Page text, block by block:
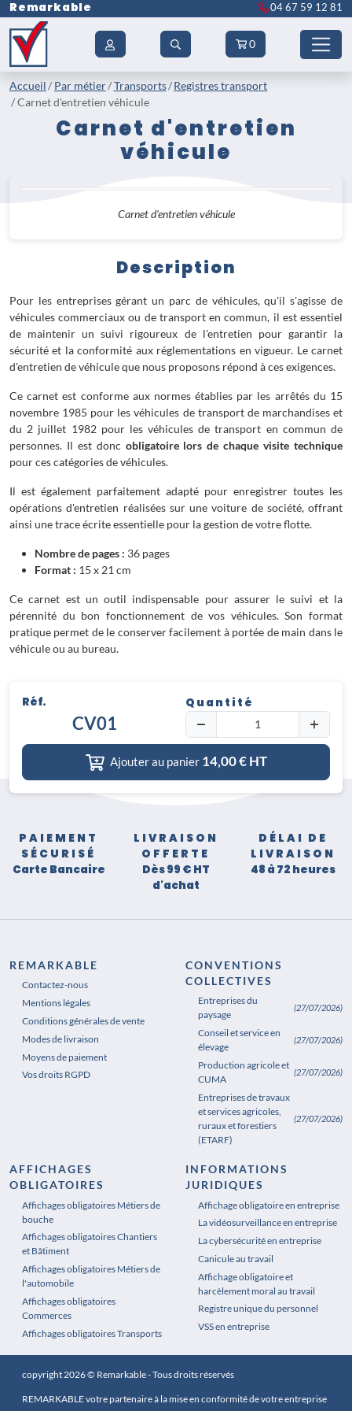
Remarkable 04 67 59 12 81
0
Accueil Par métier Transports
Registres transport
Carnet d'entretien véhicule
Carnet d'entretien
véhicule
Carnet d'entretien véhicule
Description
Pour les entreprises gérant un parc de véhicules, qu'il s'agisse de
véhicules commerciaux ou de transport en commun, il est essentiel
de maintenir un suivi rigoureux de l'entretien pour garantir la
sécurité et la conformité aux réglementations en vigueur. Le carnet
d'entretien de véhicule que nous proposons répond à ces exigences.
Ce carnet est conforme aux normes établies par les arrêtés du 15
novembre 1985 pour les véhicules de transport de marchandises et
du 2 juillet 1982 pour les véhicules de transport en commun de
personnes. Il est donc obligatoire lors de chaque visite technique
pour ces catégories de véhicules.
Il est également parfaitement adapté pour enregistrer toutes les
opérations d'entretien réalisées sur une voiture de société, offrant
ainsi une trace écrite essentielle pour la gestion de votre flotte.
Nombre de pages : 36 pages
Format : 15 x 21 cm
Ce carnet est un outil indispensable pour assurer le suivi et la
pérennité du bon fonctionnement de vos véhicules. Son format
pratique permet de le conserver facilement à portée de main dans le
véhicule ou au bureau.
Réf.
CV01
Quantité
Ajouter au panier 14,00€ HT
PAIEMENT
SÉCURISÉ
Carte Bancaire
LIVRAISON
OFFERTE
Dès 99 € HT
d'achat
DÉLAI DE
LIVRAISON
48 à 72 heures
REMARKABLE
Contactez-nous
Mentions légales
Conditions générales de vente
Modes de livraison
Moyens de paiement
Vos droits RGPD
CONVENTIONS
COLLECTIVES
Entreprises du
paysage
(27/07/2026)
Conseil et service en
élevage
(27/07/2026)
Production agricole et
CUMA
(27/07/2026)
Entreprises de travaux
et services agricoles,
ruraux et forestiers
(ETARF)
(27/07/2026)
AFFICHAGES
OBLIGATOIRES
Affichages obligatoires Métiers de
bouche
Affichages obligatoires Chantiers
et Bâtiment
Affichages obligatoires Métiers de
l'automobile
Affichages obligatoires
Commerces
Affichages obligatoires Transports
Affichages obligatoires Pharmacie
INFORMATIONS
JURIDIQUES
Affichage obligatoire en entreprise
La vidéosurveillance en entreprise
La cybersécurité en entreprise
Canicule au travail
Affichage obligatoire et
harcèlement moral au travail
Registre unique du personnel
VSS en entreprise
copyright 2026 © Remarkable - Tous droits réservés
REMARKABLE votre partenaire à la mise en conformité de votre entreprise